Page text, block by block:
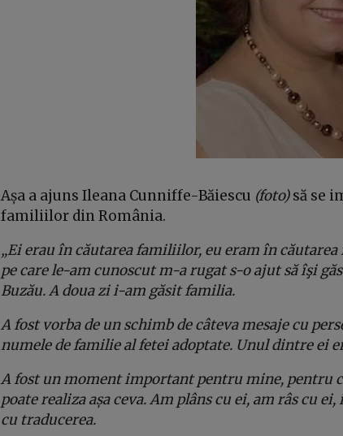
Așa a ajuns Ileana Cunniffe-Băiescu (foto)să se
familiilor din România.
„Ei erau în căutarea familiilor, eu eram în
pe care le-am cunoscut m-a rugat s-o ajut să îşi
Buzău. A doua zi i-am găsit familia.
A fost vorba de un schimb de câteva mesaje cu
numele de familie al fetei adoptate. Unul dintre ei
A fost un moment important pentru mine, pentru
poate realiza așa ceva. Am plâns cu ei, am râs cu
cu traducerea.